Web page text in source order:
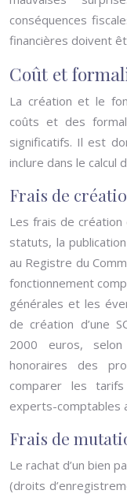
conséquences
financières doivent
Coût et
La création et le
coûts et des
significatifs. Il est
inclure dans le calcul
Frais de
Les frais de création
statuts, la
au Registre du
fonctionnement
générales et les
de création d’une
2000 euros,
honoraires des
comparer les
experts-comptables
Frais de
Le rachat d’un bien
(droits